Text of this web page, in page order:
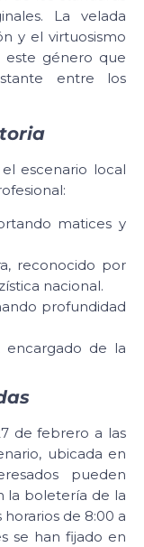
La velada
y el virtuosismo
este género que
entre los
escenario local
matices y
reconocido por
nacional.
profundidad
encargado de la
de febrero a las
ubicada en
pueden
la boletería de la
de 8:00 a
se han fijado en